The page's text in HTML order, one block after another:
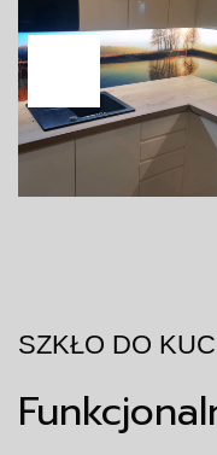
SZKŁO DO